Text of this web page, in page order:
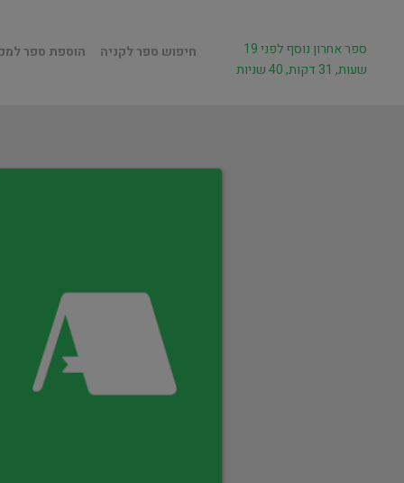
חיפוש ספר לקניה הוספת ספר
ספר אחרון נוסף לפני 19
שעות, 31 דקות, 40 שניות